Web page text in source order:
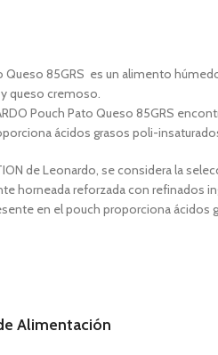
Queso 85GRS es un alimento
queso cremoso.
Pouch Pato Queso 85GRS
ácidos grasos poli-
de Leonardo, se considera la
horneada reforzada con refinados
en el pouch proporciona ácidos
Alimentación